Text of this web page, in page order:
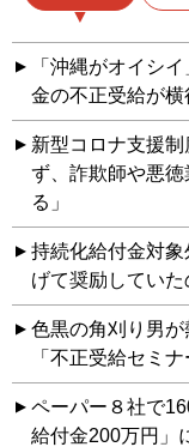
「沖縄がオイシ
金の不正受給が横
新型コロナ支援
ず、詐欺師や悪
る」
持続化給付金対
げて奨励していた
色黒の角刈り男
「不正受給セミ
ペーパー８社で
給付金200万円」